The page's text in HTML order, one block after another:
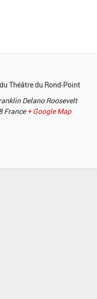
Théâtre du Rond-Point
Delano Roosevelt
France + Google Map